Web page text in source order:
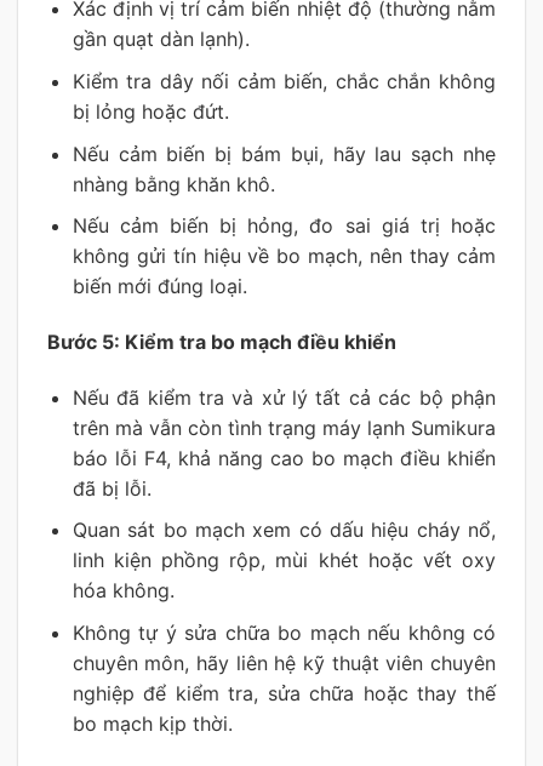
Xác định vị trí cảm biến nhiệt độ (thường nằm
gần quạt dàn lạnh).
Kiểm tra dây nối cảm biến, chắc chắn không
bị lỏng hoặc đứt.
Nếu cảm biến bị bám bụi, hãy lau sạch nhẹ
nhàng bằng khăn khô.
Nếu cảm biến bị hỏng, đo sai giá trị hoặc
không gửi tín hiệu về bo mạch, nên thay cảm
biến mới đúng loại.
Bước 5: Kiểm tra bo mạch điều khiển
Nếu đã kiểm tra và xử lý tất cả các bộ phận
trên mà vẫn còn tình trạng máy lạnh Sumikura
báo lỗi F4, khả năng cao bo mạch điều khiển
đã bị lỗi.
Quan sát bo mạch xem có dấu hiệu cháy nổ,
linh kiện phồng rộp, mùi khét hoặc vết oxy
hóa không.
Không tự ý sửa chữa bo mạch nếu không có
chuyên môn, hãy liên hệ kỹ thuật viên chuyên
nghiệp để kiểm tra, sửa chữa hoặc thay thế
bo mạch kịp thời.